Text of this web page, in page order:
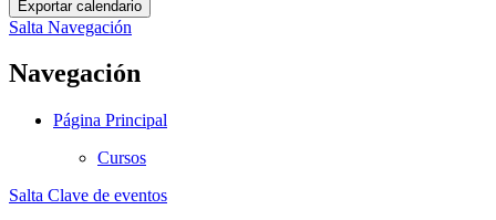
Salta Navegación
Navegación
Página Principal
Cursos
Salta Clave de eventos